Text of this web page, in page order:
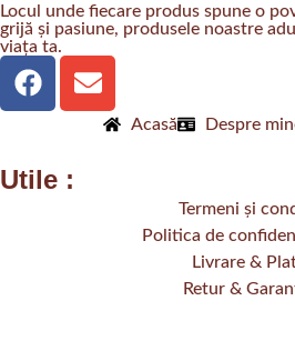
Locul unde fiecare produs spune o
grijă și pasiune, produsele noastre
viața ta.
Acasă Despre
Utile :
Termeni și
Politica de
Livrare &
Retur &